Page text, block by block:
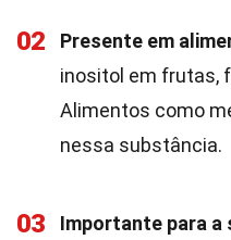
02 Presente em
inositol em frutas,
Alimentos como
nessa substância.
03 Importante para a